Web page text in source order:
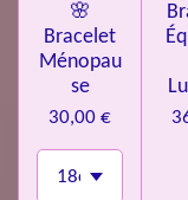
🌸
Bracelet
Ménopau
se
30,00 €